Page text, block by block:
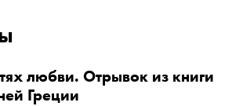
любви. Отрывок из книги
Греции